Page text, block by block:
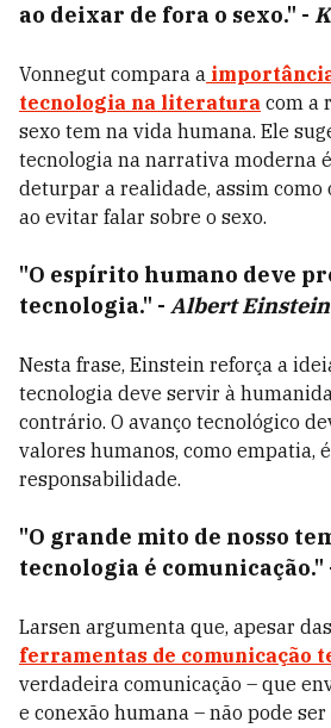
ao deixar de fora o sexo." -
Vonnegut compara a
tecnologia na literatura com a
sexo tem na vida humana. Ele
tecnologia na narrativa moderna
deturpar a realidade, assim
ao evitar falar sobre o sexo.
"O espírito humano deve
tecnologia." - Albert Einstein
Nesta frase, Einstein reforça a
tecnologia deve servir à
contrário. O avanço tecnológico
valores humanos, como empatia,
responsabilidade.
"O grande mito de nosso
tecnologia é comunicação."
Larsen argumenta que, apesar das
ferramentas de comunicação
verdadeira comunicação – que
e conexão humana – não pode